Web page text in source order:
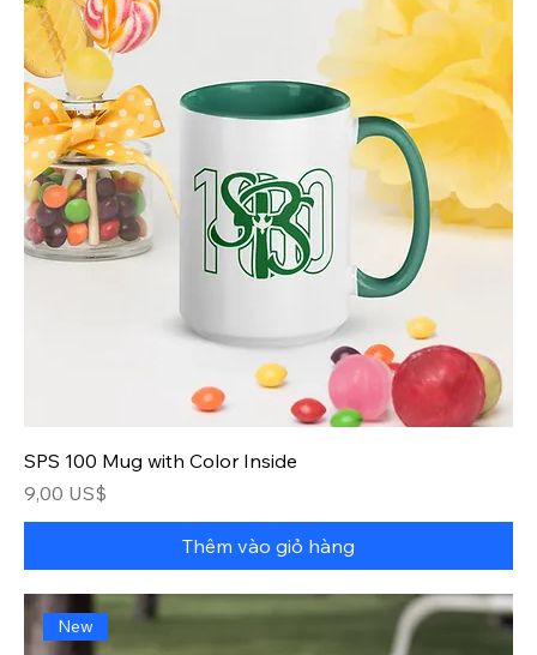
SPS 100 Mug with Color Inside
Giá
9,00 US$
Thêm vào giỏ hàng
New